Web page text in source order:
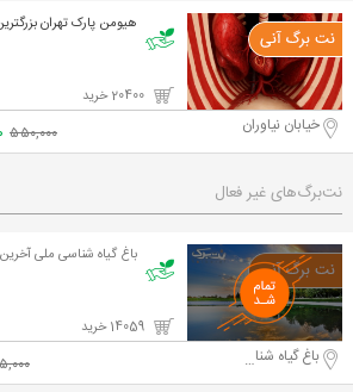
هیومن پارک تهران
خیابان نیاوران ۵۵۰,۰۰۰
نت‌برگ‌های غیر فعال
باغ گیاه شناسی ملی
باغ گیاه شناسی ملی ایران